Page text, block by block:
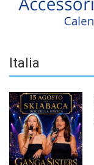
Italia